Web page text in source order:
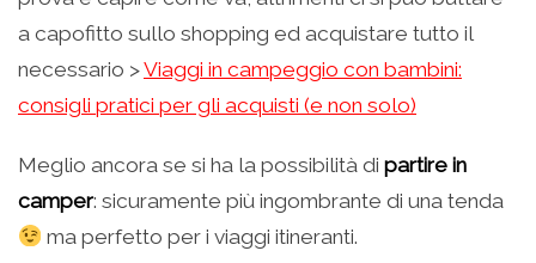
a capofitto sullo shopping ed acquistare tutto il
necessario >Viaggi in campeggio con bambini:
consigli pratici per gli acquisti (e non solo)
Meglio ancora se si ha la possibilità di partire in
camper: sicuramente più ingombrante di una tenda
ma perfetto per i viaggi itineranti.